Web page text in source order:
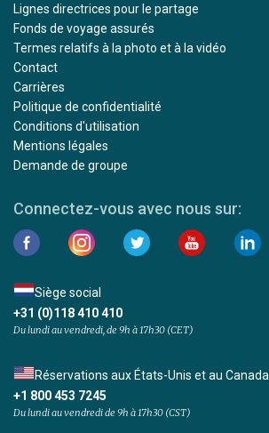
Lignes directrices pour le partage
Fonds de voyage assurés
Termes relatifs à la photo et à la vidéo
Contact
Carrières
Politique de confidentialité
Conditions d'utilisation
Mentions légales
Demande de groupe
Connectez-vous avec nous sur:
Siège social
+31 (0)118 410 410
Du lundi au vendredi, de 9h à 17h30 (CET)
Réservations aux États-Unis et au Canada
+1 800 453 7245
Du lundi au vendredi de 9h à 17h30 (CST)